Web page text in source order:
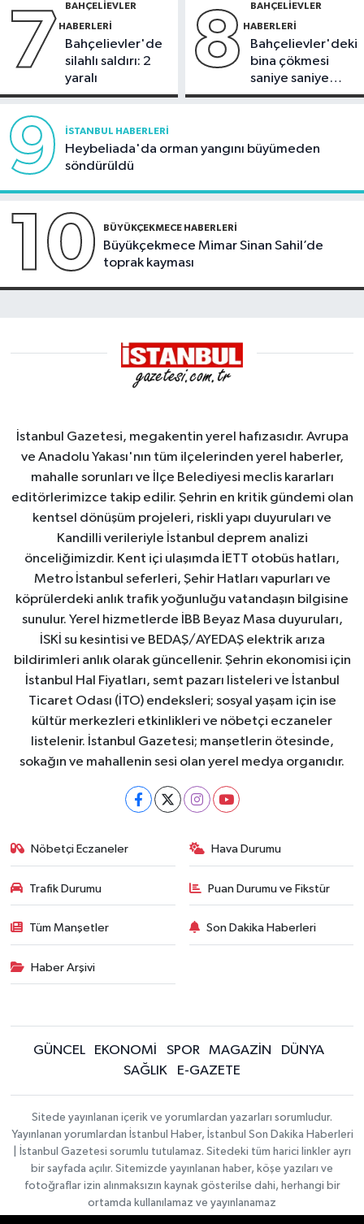
7 BAHÇELIEVLER
HABERLERI
Bahçelievler'de
silahlı saldırı: 2
yaralı
8 BAHÇELIEVLER
HABERLERI
Bahçelievler'deki
bina çökmesi
saniye saniye
görüntülendi
9 İSTANBUL HABERLERI
Heybeliada'da orman yangını büyümeden
söndürüldü
10 BÜYÜKÇEKMECE HABERLERI
Büyükçekmece Mimar Sinan Sahil’de
toprak kayması
İstanbul Gazetesi, megakentin yerel hafızasıdır. Avrupa
ve Anadolu Yakası'nın tüm ilçelerinden yerel haberler,
mahalle sorunları ve İlçe Belediyesi meclis kararları
editörlerimizce takip edilir. Şehrin en kritik gündemi olan
kentsel dönüşüm projeleri, riskli yapı duyuruları ve
Kandilli verileriyle İstanbul deprem analizi
önceliğimizdir. Kent içi ulaşımda İETT otobüs hatları,
Metro İstanbul seferleri, Şehir Hatları vapurları ve
köprülerdeki anlık trafik yoğunluğu vatandaşın bilgisine
sunulur. Yerel hizmetlerde İBB Beyaz Masa duyuruları,
İSKİ su kesintisi ve BEDAŞ/AYEDAŞ elektrik arıza
bildirimleri anlık olarak güncellenir. Şehrin ekonomisi için
İstanbul Hal Fiyatları, semt pazarı listeleri ve İstanbul
Ticaret Odası (İTO) endeksleri; sosyal yaşam için ise
kültür merkezleri etkinlikleri ve nöbetçi eczaneler
listelenir. İstanbul Gazetesi; manşetlerin ötesinde,
sokağın ve mahallenin sesi olan yerel medya organıdır.
Nöbetçi Eczaneler Hava Durumu
Trafik Durumu Puan Durumu ve Fikstür
Tüm Manşetler Son Dakika Haberleri
Haber Arşivi
GÜNCEL EKONOMİ SPOR MAGAZİN
DÜNYA
SAĞLIK
E-GAZETE
Sitede yayınlanan içerik ve yorumlardan yazarları sorumludur.
Yayınlanan yorumlardan İstanbul Haber, İstanbul Son Dakika Haberleri
| İstanbul Gazetesi sorumlu tutulamaz. Sitedeki tüm harici linkler ayrı
bir sayfada açılır. Sitemizde yayınlanan haber, köşe yazıları ve
fotoğraflar izin alınmaksızın kaynak gösterilse dahi, herhangi bir
ortamda kullanılamaz ve yayınlanamaz